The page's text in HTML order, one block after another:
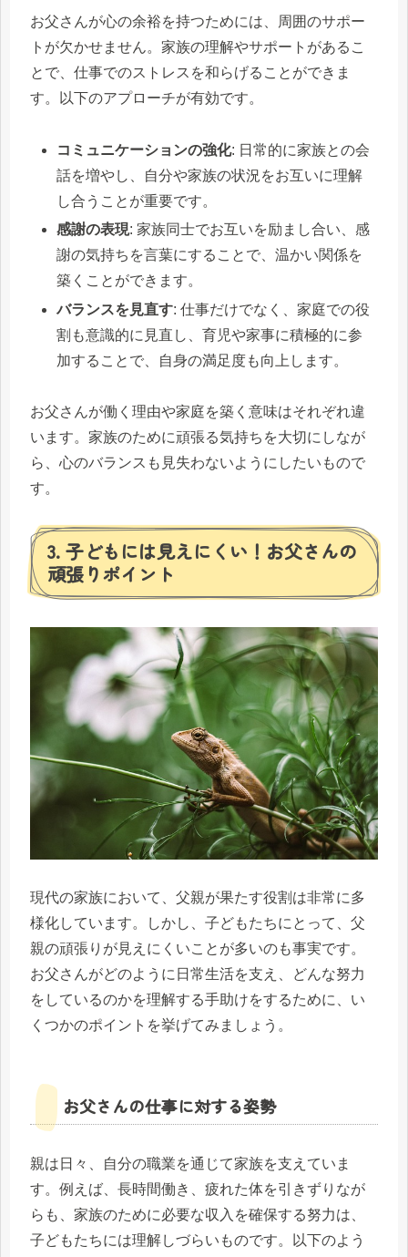
お父さんが心の余裕を持つためには、周囲のサポー
トが欠かせません。家族の理解やサポートがあるこ
とで、仕事でのストレスを和らげることができま
す。以下のアプローチが有効です。
コミュニケーションの強化: 日常的に家族との会
話を増やし、自分や家族の状況をお互いに理解
し合うことが重要です。
感謝の表現: 家族同士でお互いを励まし合い、感
謝の気持ちを言葉にすることで、温かい関係を
築くことができます。
バランスを見直す: 仕事だけでなく、家庭での役
割も意識的に見直し、育児や家事に積極的に参
加することで、自身の満足度も向上します。
お父さんが働く理由や家庭を築く意味はそれぞれ違
います。家族のために頑張る気持ちを大切にしなが
ら、心のバランスも見失わないようにしたいもので
す。
3. 子どもには見えにくい！お父さんの
頑張りポイント
現代の家族において、父親が果たす役割は非常に多
様化しています。しかし、子どもたちにとって、父
親の頑張りが見えにくいことが多いのも事実です。
お父さんがどのように日常生活を支え、どんな努力
をしているのかを理解する手助けをするために、い
くつかのポイントを挙げてみましょう。
お父さんの仕事に対する姿勢
親は日々、自分の職業を通じて家族を支えていま
す。例えば、長時間働き、疲れた体を引きずりなが
らも、家族のために必要な収入を確保する努力は、
子どもたちには理解しづらいものです。以下のよう